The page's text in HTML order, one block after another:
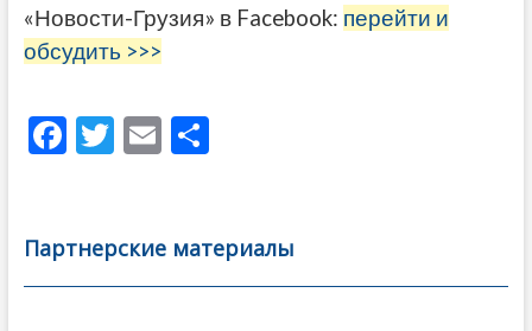
«Новости-Грузия» в Facebook: перейти и
обсудить >>>
F
b
o
T
er
E
l
О
а
в
Партнерские материалы